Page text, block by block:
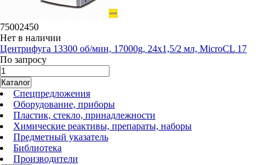
75002450
Нет в наличии
Центрифуга 13300 об/мин, 17000g, 24х1,5/2 мл, MicroCL 17
По запросу
Каталог
Спецпредложения
Оборудование, приборы
Пластик, стекло, принадлежности
Химические реактивы, препараты, наборы
Предметный указатель
Библиотека
Производители